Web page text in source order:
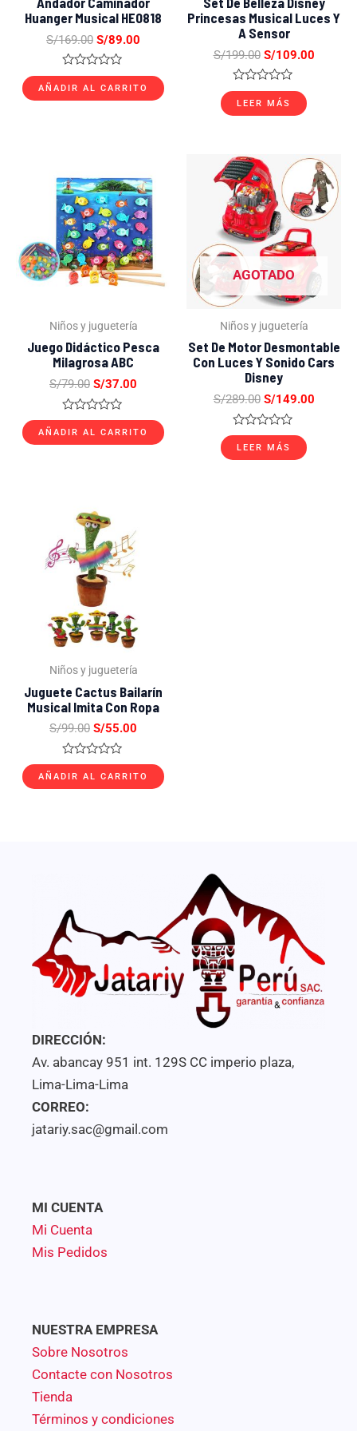
Huanger Musical HE0818
S/169.00 S/89.00
Valorado
con
0
AÑADIR AL CARRITO
Princesas Musical Luces Y
A Sensor
S/199.00 S/109.00
Valorado
con
0
LEER MÁS
Niños y juguetería
Juego Didáctico Pesca
Milagrosa ABC
S/79.00
precio
original
era:
S/79.00.
S/37.00
precio
actual
es:
S/37.00.
Valorado
con
0
AÑADIR AL CARRITO
AGOTADO
Niños y juguetería
Set De Motor Desmontable
Con Luces Y Sonido Cars
Disney
S/289.00
El
precio
original
era:
S/289.00.
S/149.00
El
precio
actual
es:
S/
Valorado
con
0
LEER MÁS
Niños y juguetería
Juguete Cactus Bailarín
Musical Imita Con Ropa
S/99.00
precio
original
era:
S/99.00.
S/55.00
Valorado
con
0
AÑADIR AL CARRITO
DIRECCIÓN:
Av. abancay 951 int. 129S CC imperio plaza,
Lima-Lima-Lima
CORREO:
jatariy.sac@gmail.com
MI CUENTA
Mi Cuenta
Mis Pedidos
NUESTRA EMPRESA
Sobre Nosotros
Contacte con Nosotros
Tienda
Términos y condiciones